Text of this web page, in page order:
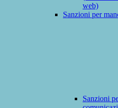
web)
Sanzioni per
Sanzioni